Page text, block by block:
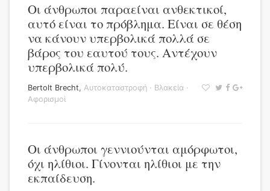
Οι άνθρωποι παραείναι ανθεκτικοί,
αυτό είναι το πρόβλημα. Είναι σε θέση
να κάνουν υπερβολικά πολλά σε
βάρος του εαυτού τους. Αντέχουν
υπερβολικά πολύ.
Bertolt Brecht, Αυτοκαταστροφή · Βλακεία ·
Αφορισμοί
Οι άνθρωποι γεννιούνται αμόρφωτοι,
όχι ηλίθιοι. Γίνονται ηλίθιοι με την
εκπαίδευση.